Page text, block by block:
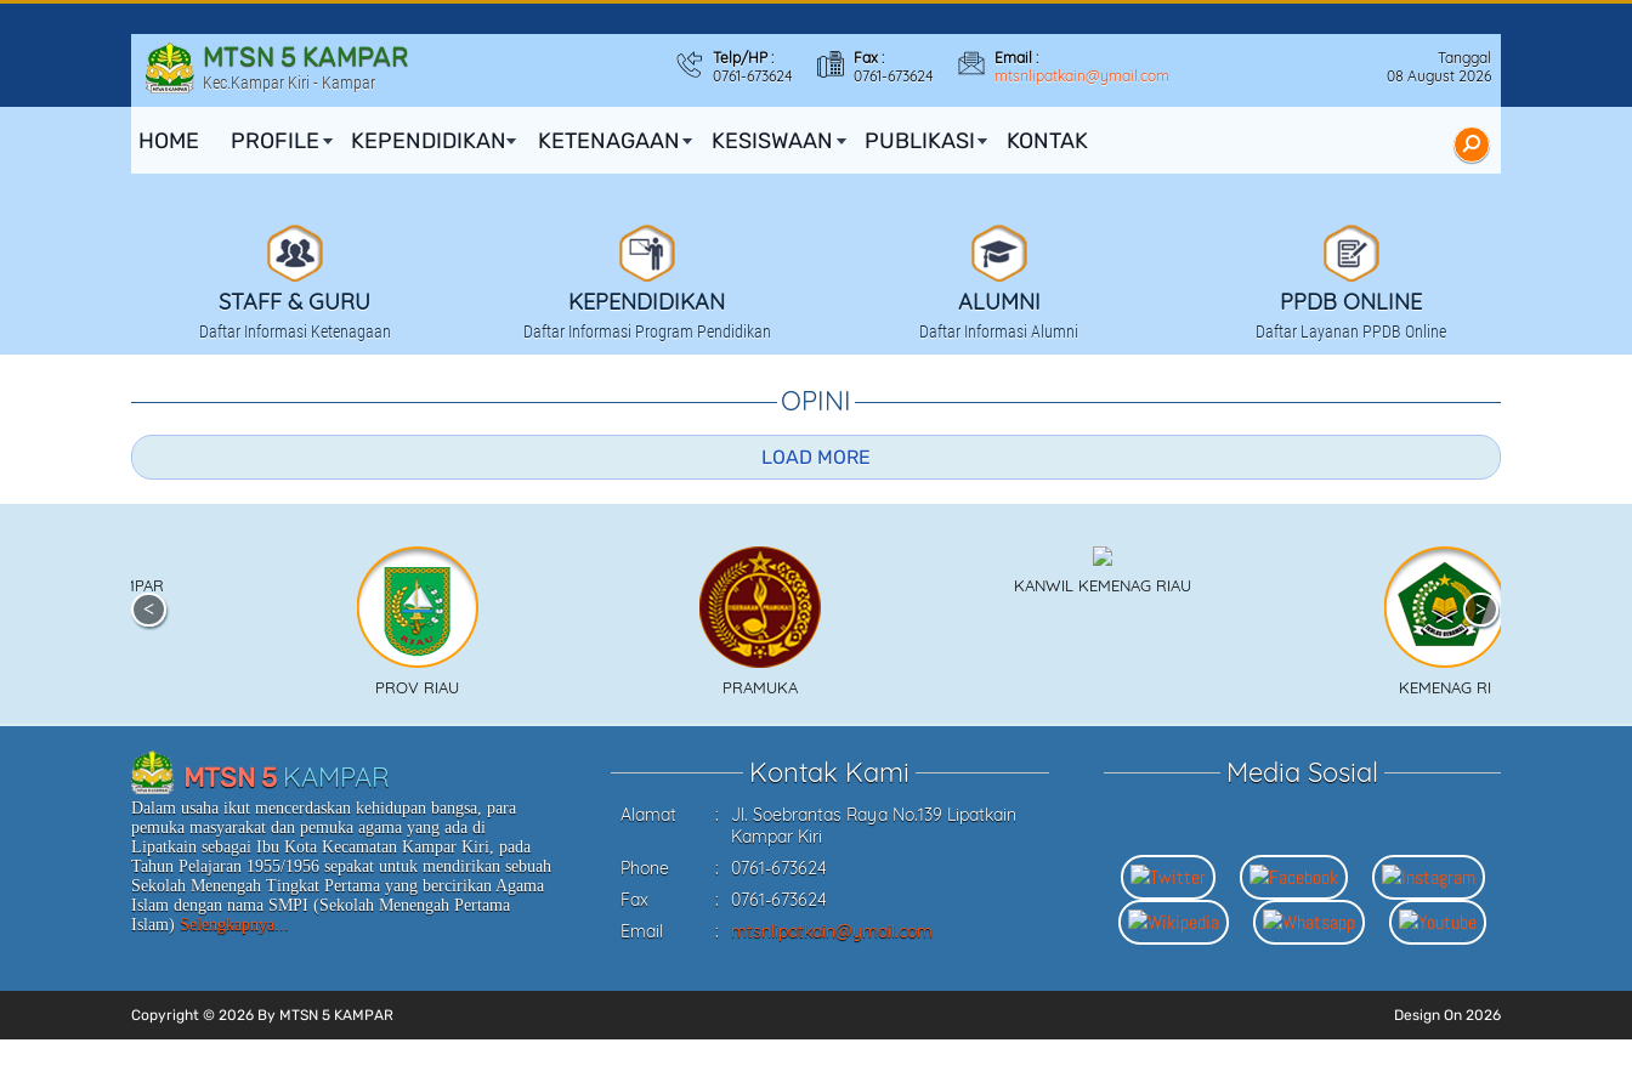
MTSN 5 KAMPAR
Kec.Kampar Kiri - Kampar
Telp/HP :
0761-673624
Fax :
0761-673624
Email :
mtsnlipatkain@ymail.com
Tanggal
08 August 2026
HOME PROFILE KEPENDIDIKAN KETENAGAAN KESISWAAN PUBLIKASI KONTAK
STAFF & GURU
Daftar Informasi Ketenagaan
KEPENDIDIKAN
Daftar Informasi Program Pendidikan
ALUMNI
Daftar Informasi Alumni
PPDB ONLINE
Daftar Layanan PPDB Online
OPINI
LOAD MORE
KANWIL KEMENAG RIAU
MTSN 5 KAMPAR
Dalam usaha ikut mencerdaskan kehidupan bangsa, para
pemuka masyarakat dan pemuka agama yang ada di
Lipatkain sebagai Ibu Kota Kecamatan Kampar Kiri, pada
Tahun Pelajaran 1955/1956 sepakat untuk mendirikan sebuah
Sekolah Menengah Tingkat Pertama yang bercirikan Agama
Islam dengan nama SMPI (Sekolah Menengah Pertama
Islam) Selengkapnya...
Kontak Kami
Alamat :
Jl. Soebrantas Raya No.139 Lipatkain
Kampar Kiri
Phone
:
0761-673624
Fax
:
0761-673624
Email
: mtsnlipatkain@ymail.com
Media Sosial
Copyright © 2026 By MTSN 5 KAMPAR Design On 2026